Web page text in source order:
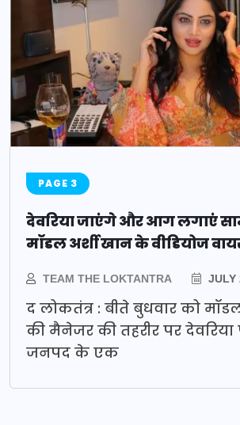
PAGE 3
देवरिया जाएंगे और आग लगाएं
मॉडल अर्शी खान के वीडियोज
TEAM THE LOKTANTRA JULY
द लोकतंत्र : बीते बुधवार को
की मैनेजर की तहरीर पर
जनपद के एक